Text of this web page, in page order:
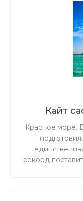
Кайт
Красное море.
рекорд